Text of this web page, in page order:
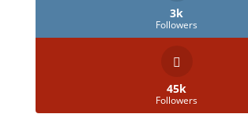
3k
Followers
45k
Followers